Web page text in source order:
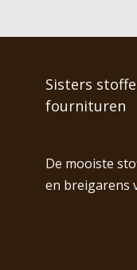
Sisters
fournituren
De mooiste
en breigarens